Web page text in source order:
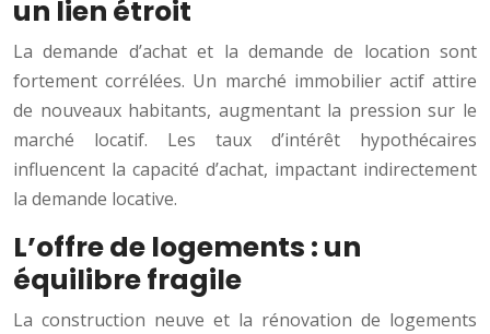
un lien étroit
La demande d’achat et la demande de location sont
fortement corrélées. Un marché immobilier actif attire
de nouveaux habitants, augmentant la pression sur le
marché locatif. Les taux d’intérêt hypothécaires
influencent la capacité d’achat, impactant indirectement
la demande locative.
L’offre de logements : un
équilibre fragile
La construction neuve et la rénovation de logements